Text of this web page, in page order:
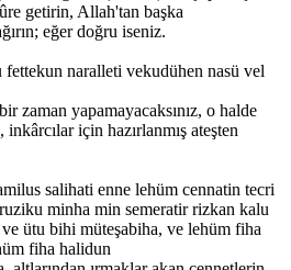
getirin, Allah'tan başka
eğer doğru iseniz.
naralleti vekudühen nasü vel
zaman yapamayacaksınız, o halde
için hazırlanmış ateşten
salihati enne lehüm cennatin tecri
minha min semeratir rizkan kalu
ütu bihi müteşabiha, ve lehüm fiha
fiha halidun